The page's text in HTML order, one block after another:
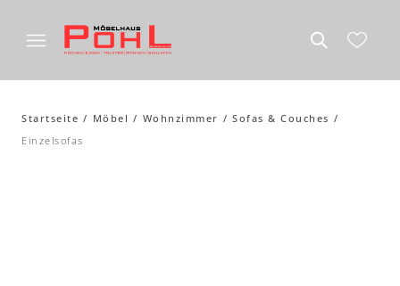
Startseite Möbel Wohnzimmer
Sofas & Couches
Einzelsofas